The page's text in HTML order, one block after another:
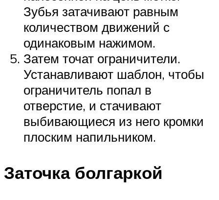
Зубья затачивают равным
количеством движений с
одинаковым нажимом.
Затем точат ограничители.
Устанавливают шаблон, чтобы
ограничитель попал в
отверстие, и стачивают
выбивающиеся из него кромки
плоским напильником.
Заточка болгаркой